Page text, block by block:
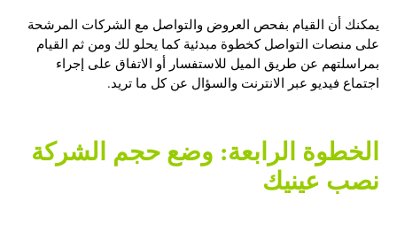
يمكنك أن القيام بفحص العروض والتواصل مع الشركات المرشحة
على منصات التواصل كخطوة مبدئية كما يحلو لك ومن ثم القيام
بمراسلتهم عن طريق الميل للاستفسار أو الاتفاق على إجراء
اجتماع فيديو عبر الانترنت والسؤال عن كل ما تريد.
الخطوة الرابعة: وضع حجم الشركة
نصب عينيك